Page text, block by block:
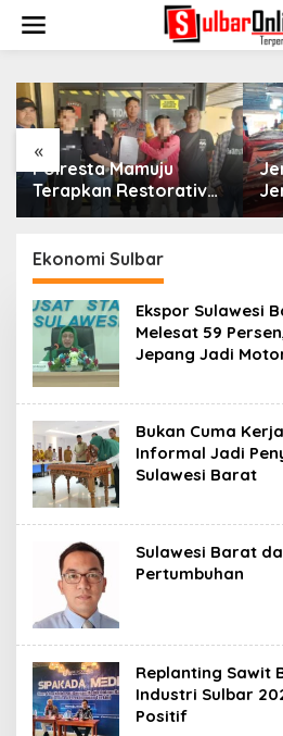
i
«
Jerat Modal dan
Jeritan Pedagang Ikan
TPI Kasiwa Mamuju
Ekonomi Sulbar
Ekspor Sulawesi
Melesat 59
Jepang Jadi
Bukan Cuma
Informal Jadi
Sulawesi Barat
Sulawesi Barat
Pertumbuhan
Replanting Sawit
Industri Sulbar
Positif